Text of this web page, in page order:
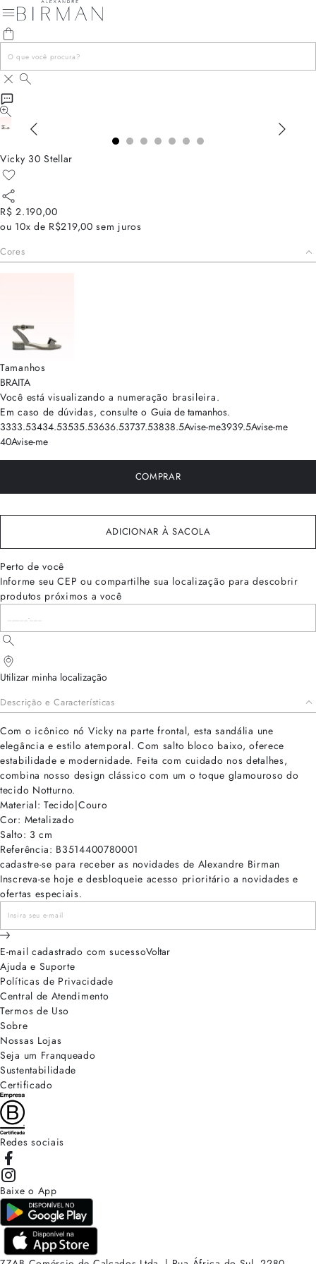
Vicky 30 Stellar
R$ 2.190,00
ou 10x de R$219,00 sem juros
Cores
Tamanhos
BRAITA
Você está visualizando a numeração brasileira.
Em caso de dúvidas, consulte o Guia de tamanhos.
3333.53434.53535.53636.53737.53838.5Avise-me3939.5Avise-me
40Avise-me
COMPRAR
ADICIONAR À SACOLA
Perto de você
Informe seu CEP ou compartilhe sua localização para descobrir
produtos próximos a você
Utilizar minha localização
Descrição e Características
Com o icônico nó Vicky na parte frontal, esta sandália une
elegância e estilo atemporal. Com salto bloco baixo, oferece
estabilidade e modernidade. Feita com cuidado nos detalhes,
combina nosso design clássico com um o toque glamouroso do
tecido Notturno.
Material: Tecido|Couro
Cor: Metalizado
Salto: 3 cm
Referência: B3514400780001
cadastre-se para receber as novidades de Alexandre Birman
Inscreva-se hoje e desbloqueie acesso prioritário a novidades e
ofertas especiais.
E-mail cadastrado com sucessoVoltar
Ajuda e Suporte
Políticas de Privacidade
Central de Atendimento
Termos de Uso
Sobre
Nossas Lojas
Seja um Franqueado
Sustentabilidade
Certificado
Redes sociais
Baixe o App